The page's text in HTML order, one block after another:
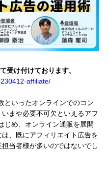
受け付けております。
affiliate/
といったオンラインでのコン
まや必要不可欠といえるアフ
じめ、オンライン通販を展開
、既にアフィリエイト広告を
当者様が多いのではないでし